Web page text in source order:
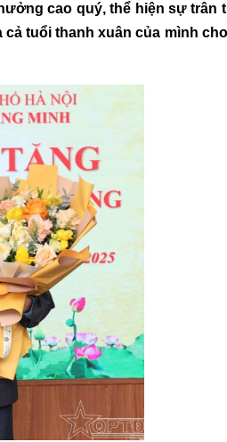
cao quý, thể hiện sự
tuổi thanh xuân của mình